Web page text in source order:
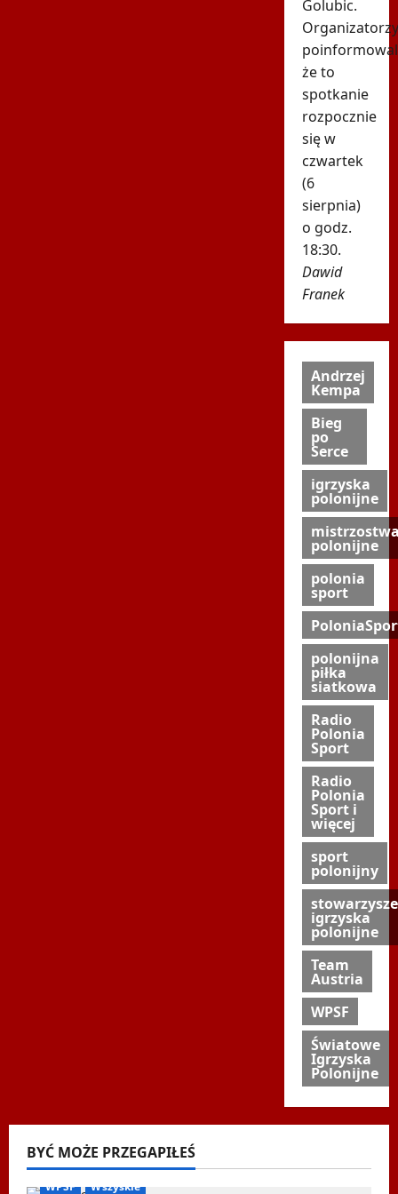
Golubic.
Organizatorzy
że to
spotkanie
rozpocznie
się w
czwartek
(6
sierpnia)
o godz.
18:30.
Dawid
Franek
Andrzej
Kempa
Bieg
po
Serce
igrzyska
polonijne
polonijne
polonia
sport
polonijna
piłka
siatkowa
Radio
Polonia
Sport
Radio
Polonia
Sport i
więcej
sport
polonijny
igrzyska
polonijne
Team
Austria
WPSF
Światowe
Igrzyska
Polonijne
BYĆ MOŻE PRZEGAPIŁEŚ
Biegi i rekreacja Inne Nordic Walking
WPSF
Wszyskie